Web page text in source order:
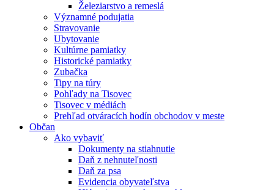
Železiarstvo a remeslá
Významné podujatia
Stravovanie
Ubytovanie
Kultúrne pamiatky
Historické pamiatky
Zubačka
Tipy na túry
Pohľady na Tisovec
Tisovec v médiách
Prehľad otváracích hodín obchodov v meste
Občan
Ako vybaviť
Dokumenty na stiahnutie
Daň z nehnuteľnosti
Daň za psa
Evidencia obyvateľstva